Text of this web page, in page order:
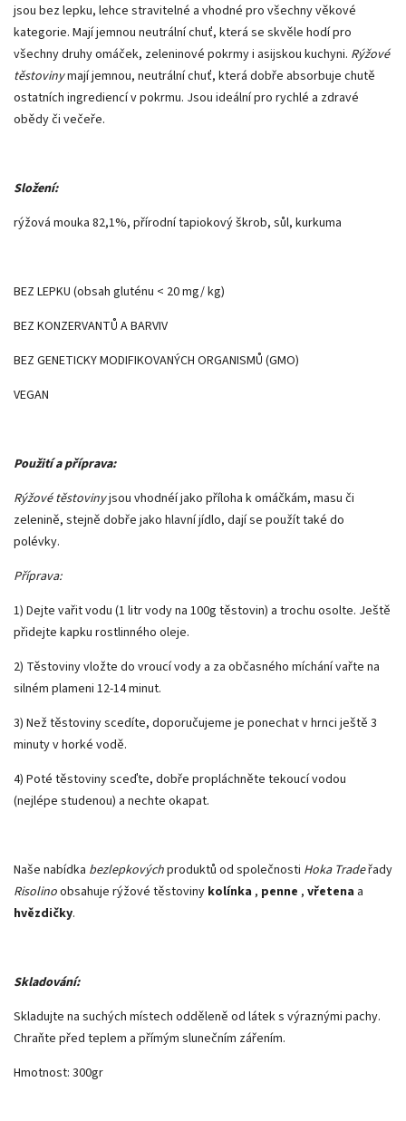
jsou bez lepku, lehce stravitelné a vhodné pro všechny věkové
kategorie. Mají jemnou neutrální chuť, která se skvěle hodí pro
všechny druhy omáček, zeleninové pokrmy i asijskou kuchyni. Rýžové
těstovinymají jemnou, neutrální chuť, která dobře absorbuje chutě
ostatních ingrediencí v pokrmu. Jsou ideální pro rychlé a zdravé
obědy či večeře.
Složení:
rýžová mouka 82,1%, přírodní tapiokový škrob, sůl, kurkuma
BEZ LEPKU (obsah gluténu < 20 mg/ kg)
BEZ KONZERVANTŮ A BARVIV
BEZ GENETICKY MODIFIKOVANÝCH ORGANISMŮ (GMO)
VEGAN
Použití a příprava:
Rýžové těstovinyjsou vhodnéí jako příloha k omáčkám, masu či
zelenině, stejně dobře jako hlavní jídlo, dají se použít také do
polévky.
Příprava:
1) Dejte vařit vodu (1 litr vody na 100g těstovin) a trochu osolte. Ještě
přidejte kapku rostlinného oleje.
2) Těstoviny vložte do vroucí vody a za občasného míchání vařte na
silném plameni 12-14 minut.
3) Než těstoviny scedíte, doporučujeme je ponechat v hrnci ještě 3
minuty v horké vodě.
4) Poté těstoviny sceďte, dobře propláchněte tekoucí vodou
(nejlépe studenou) a nechte okapat.
Naše nabídka bezlepkovýchproduktů od společnosti Hoka Tradeřady
Risolinoobsahuje rýžové těstoviny kolínka , penne , vřetena a
hvězdičky.
Skladování:
Skladujte na suchých místech odděleně od látek s výraznými pachy.
Chraňte před teplem a přímým slunečním zářením.
Hmotnost: 300gr